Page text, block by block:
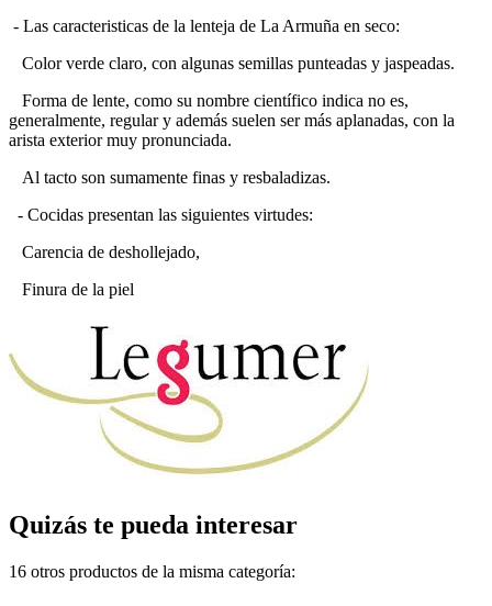
- Las caracteristicas de la lenteja de La Armuña en seco:
Color verde claro, con algunas semillas punteadas y jaspeadas.
Forma de lente, como su nombre científico indica no es,
generalmente, regular y además suelen ser más aplanadas, con la
arista exterior muy pronunciada.
Al tacto son sumamente finas y resbaladizas.
- Cocidas presentan las siguientes virtudes:
Carencia de deshollejado,
Finura de la piel
Quizás te pueda interesar
16 otros productos de la misma categoría: